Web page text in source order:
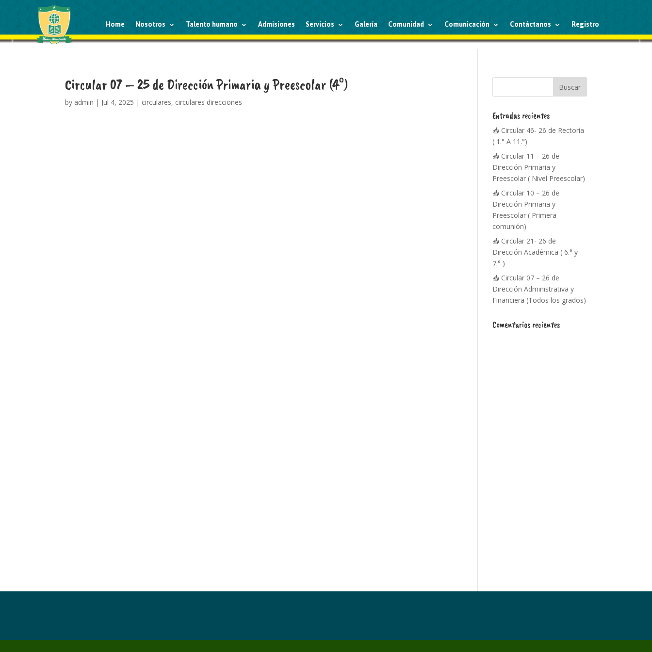
Home Nosotros Talento humano Admisiones Servicios Galería Comunidad Comunicación Contáctanos Registro
Circular 07 – 25 de Dirección Primaria y Preescolar (4°)
by admin | Jul 4, 2025 | circulares, circulares direcciones
Entradas recientes
📥 Circular 46- 26 de Rectoría
( 1.° A 11.°)
📥 Circular 11 – 26 de
Dirección Primaria y
Preescolar ( Nivel Preescolar)
📥 Circular 10 – 26 de
Dirección Primaria y
Preescolar ( Primera
comunión)
📥 Circular 21- 26 de
Dirección Académica ( 6.° y
7.° )
📥 Circular 07 – 26 de
Dirección Administrativa y
Financiera (Todos los grados)
Comentarios recientes